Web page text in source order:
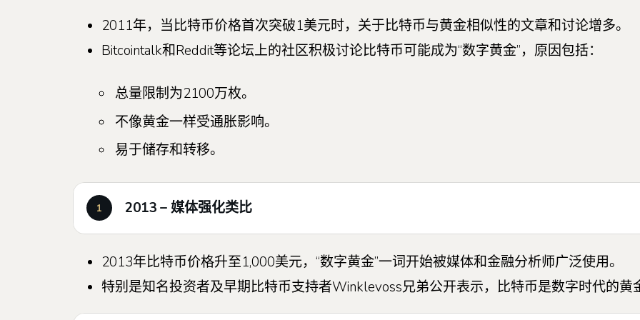
2011年，当比特币价格首次突破1美元时，关于比特币与黄金相似性的文章和讨论增多。
Bitcointalk和Reddit等论坛上的社区积极讨论比特币可能成为“数字黄金”，原因包括：
总量限制为2100万枚。
不像黄金一样受通胀影响。
易于储存和转移。
2013 – 媒体强化类比
2013年比特币价格升至1,000美元，“数字黄金”一词开始被媒体和金融分析师广泛使用。
特别是知名投资者及早期比特币支持者Winklevoss兄弟公开表示，比特币是数字时代的黄